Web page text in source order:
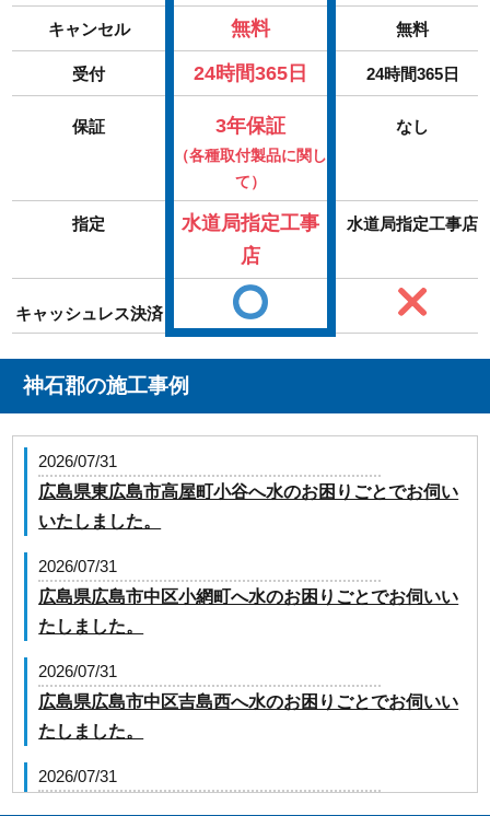
キャンセル 無料 無料
受付 24時間365日 24時間365日
保証 3年保証
（各種取付製品に関し
て）
なし
指定
水道局指定工事
店
水道局指定工事店
キャッシュレス決済
神石郡の施工事例
2026/07/31
広島県東広島市高屋町小谷へ水のお困りごとでお伺い
いたしました。
2026/07/31
広島県広島市中区小網町へ水のお困りごとでお伺いい
たしました。
2026/07/31
広島県広島市中区吉島西へ水のお困りごとでお伺いい
たしました。
2026/07/31